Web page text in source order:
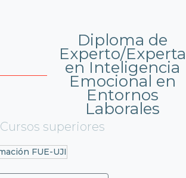
Diploma de
Experto/Experta
en Inteligencia
Emocional en
Entornos
Laborales
Cursos superiores